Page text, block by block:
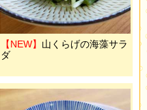
【NEW】 山くらげの海藻サラ
ダ